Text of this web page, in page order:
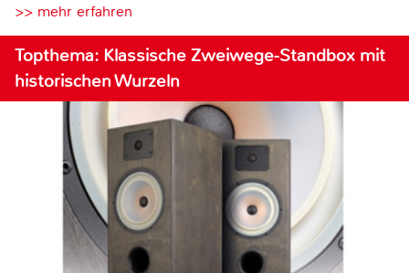
>> mehr erfahren
Topthema: Klassische Zweiwege-Standbox mit
historischen Wurzeln